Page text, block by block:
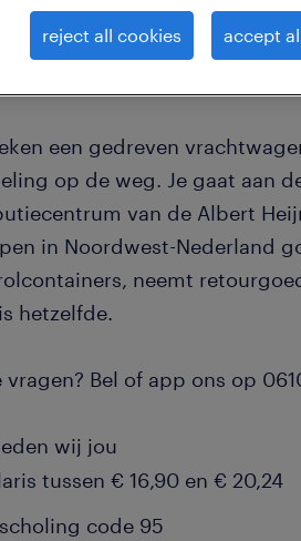
Of ben je al bezig
van je! We denken graag
om alvast aan de
een gedreven
op de weg. Je gaat aan
van de Albert
in Noordwest-Nederland
neemt
hetzelfde.
vragen? Bel of app ons op
wij jou
tussen € 16,90 en € 20,24
code 95
reject all cookies accept